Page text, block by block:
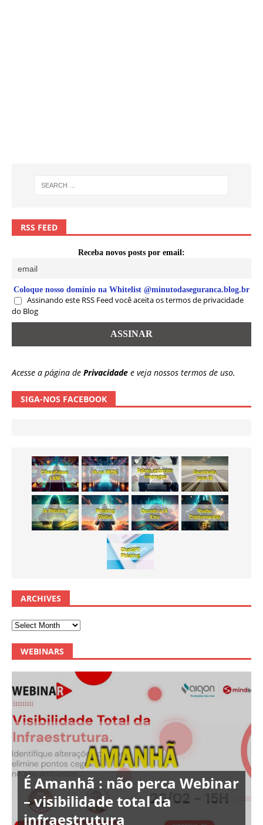
RSS FEED
Receba novos posts por email:
Coloque nosso domínio na Whitelist @minutodaseguranca.blog.br
Assinando este RSS Feed você aceita os termos de privacidade
do Blog
Acesse a página de Privacidade e veja nossos termos de uso.
SIGA-NOS FACEBOOK
ARCHIVES
WEBINARS
É Amanhã : não perca Webinar
– visibilidade total da
infraestrutura